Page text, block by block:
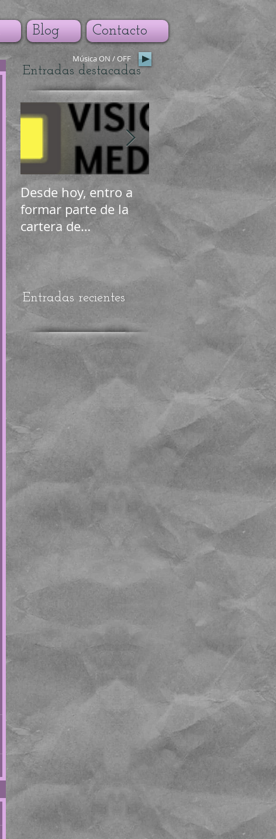
Entradas destacadas
Desde hoy, entro a
formar parte de la
cartera de
representados de
equipo (VISIÓN ME
Y en breve... ¡Nuevo
book!
Entradas recientes
Música ON / OFF
Blog Contacto